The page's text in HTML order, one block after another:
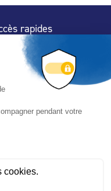
rapides
Presse
un